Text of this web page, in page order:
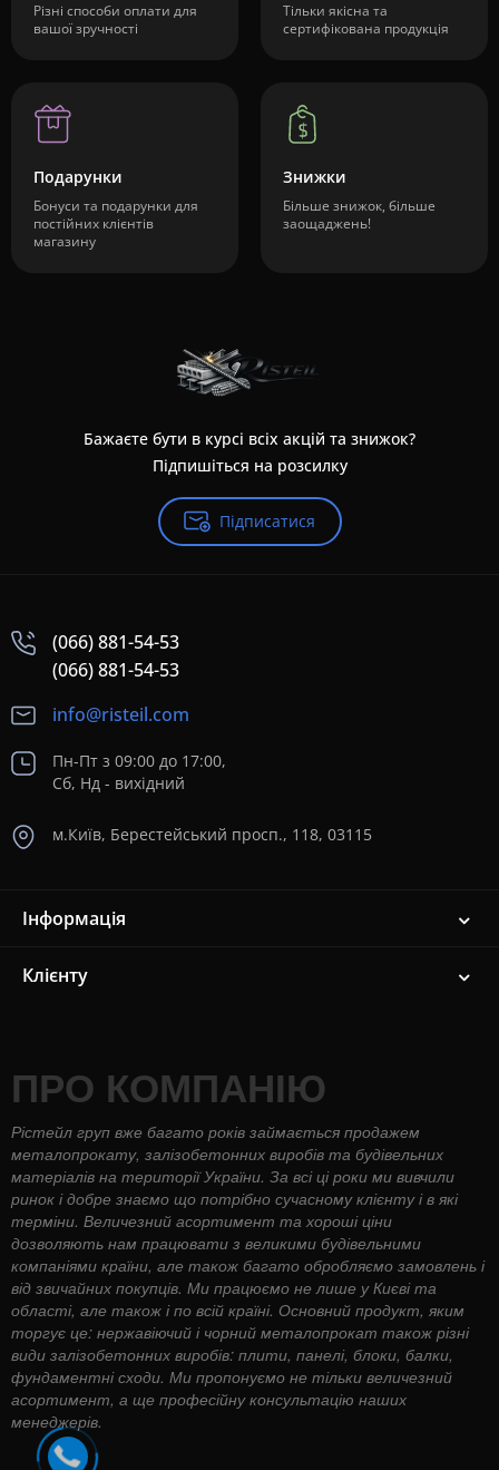
Різні способи оплати для
вашої зручності
Тільки якісна та
сертифікована продукція
Подарунки
Бонуси та подарунки для
постійних клієнтів
магазину
Знижки
Більше знижок, більше
заощаджень!
Бажаєте бути в курсі всіх акцій та знижок?
Підпишіться на розсилку
Підписатися
(066) 881-54-53
(066) 881-54-53
info@risteil.com
Пн-Пт з 09:00 до 17:00,
Сб, Нд - вихідний
м.Київ, Берестейський просп., 118, 03115
Інформація
Клієнту
ПРО КОМПАНІЮ
Рістейл груп вже багато років займається продажем
металопрокату, залізобетонних виробів та будівельних
матеріалів на території України. За всі ці роки ми вивчили
ринок і добре знаємо що потрібно сучасному клієнту і в які
терміни. Величезний асортимент та хороші ціни
дозволяють нам працювати з великими будівельними
компаніями країни, але також багато обробляємо замовлень і
від звичайних покупців. Ми працюємо не лише у Києві та
області, але також і по всій країні. Основний продукт, яким
торгує це: нержавіючий і чорний металопрокат також різні
види залізобетонних виробів: плити, панелі, блоки, балки,
фундаментні сходи. Ми пропонуємо не тільки величезний
асортимент, а ще професійну консультацію наших
менеджерів.